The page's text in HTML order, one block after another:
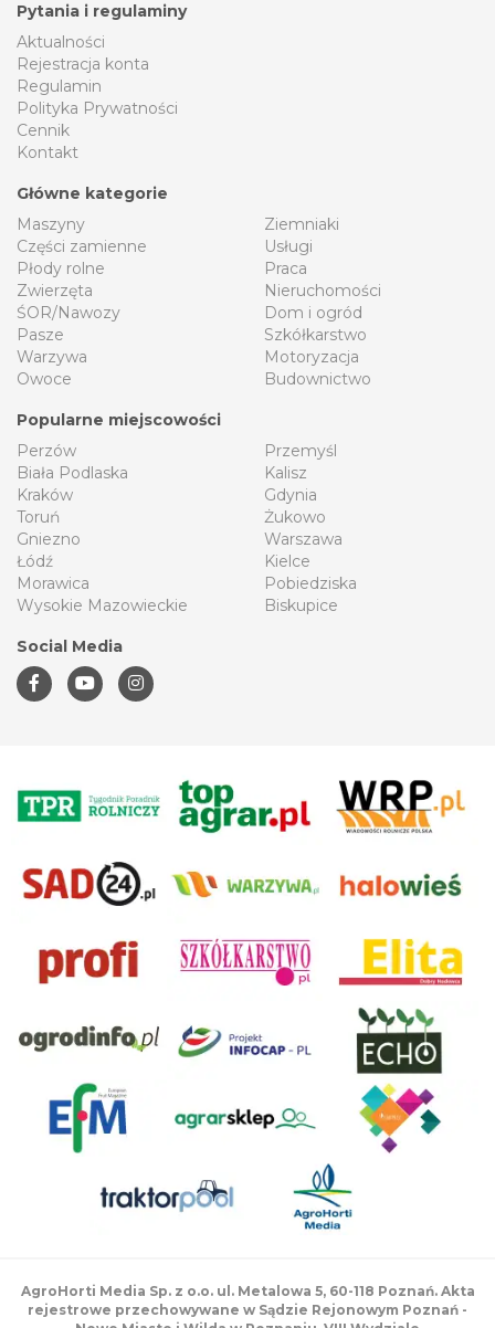
Pytania i regulaminy
Aktualności
Rejestracja konta
Regulamin
Polityka Prywatności
Cennik
Kontakt
Główne kategorie
Maszyny
Części zamienne
Płody rolne
Zwierzęta
ŚOR/Nawozy
Pasze
Warzywa
Owoce
Ziemniaki
Usługi
Praca
Nieruchomości
Dom i ogród
Szkółkarstwo
Motoryzacja
Budownictwo
Popularne miejscowości
Perzów
Biała Podlaska
Kraków
Toruń
Gniezno
Łódź
Morawica
Wysokie Mazowieckie
Przemyśl
Kalisz
Gdynia
Żukowo
Warszawa
Kielce
Pobiedziska
Biskupice
Social Media
AgroHorti Media Sp. z o.o. ul. Metalowa 5, 60-118 Poznań. Akta
rejestrowe przechowywane w Sądzie Rejonowym Poznań -